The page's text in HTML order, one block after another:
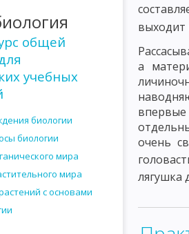
АНТАГОНИЗМ
ИЗ БАКТЕРИЙ
МИКРОБОВ К
И БАКТЕРИЙ ЛИЗОГЕНИЯ
КАК ФАКТОРА ИЗМЕНЧИВОСТИ
РОЛЬ МИКРООРГАНИЗМОВ В
В ИНФЕКЦИОННОМ ПРОЦЕССЕ
общей
учебных
биологии
биологии
мира
мира
с основами
выходит
а
очень
лягушка